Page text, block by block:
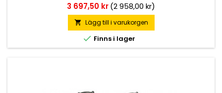
Pris
3 697,50 kr(2 958,00 kr)
 Lägg till i varukorgen
 Finns i lager